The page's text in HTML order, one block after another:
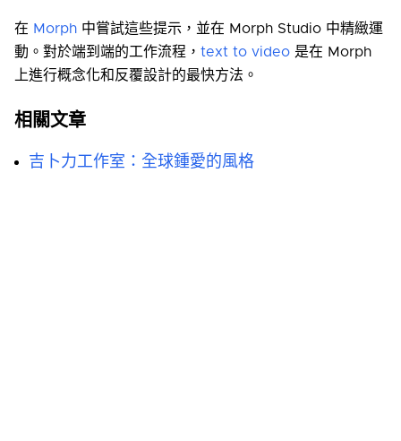
在 Morph 中嘗試這些提示，並在 Morph Studio 中精緻運
動。對於端到端的工作流程， text to video 是在 Morph
上進行概念化和反覆設計的最快方法。
相關文章
吉卜力工作室：全球鍾愛的風格